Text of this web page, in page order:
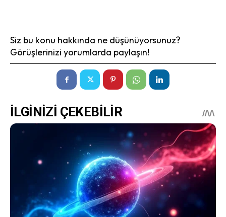
Siz bu konu hakkında ne düşünüyorsunuz?
Görüşlerinizi yorumlarda paylaşın!